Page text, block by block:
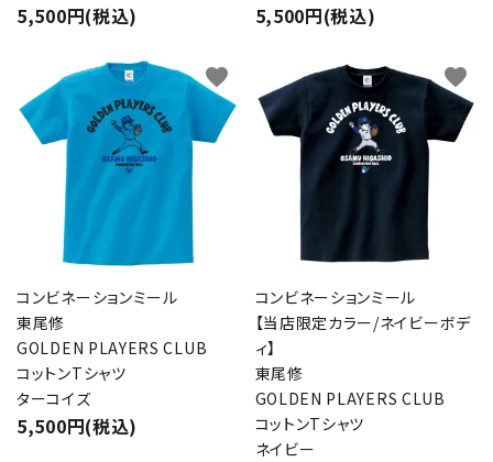
5,500円(税込) 5,500円(税込)
コンビネーションミール
東尾修
GOLDEN PLAYERS CLUB
コットンTシャツ
ターコイズ
5,500円(税込)
favorite
コンビネーションミール
【当店限定カラー/ネイビーボデ
ィ】
東尾修
GOLDEN PLAYERS CLUB
コットンTシャツ
ネイビー
favorite